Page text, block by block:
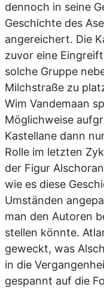
dennoch in seine
Geschichte des
angereichert. Die
zuvor eine
solche Gruppe
Milchstraße zu
Wim Vandemaan
Möglichweise
Kastellane dann
Rolle im letzten
der Figur
wie es diese
Umständen
man den Autoren
stellen könnte.
geweckt, was
in die
gespannt auf die